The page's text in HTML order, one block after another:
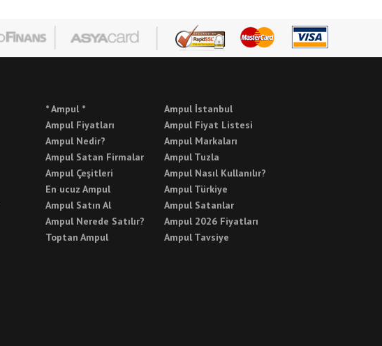
* Ampul *
Ampul Fiyatları
Ampul Nedir?
Ampul Satan Firmalar
Ampul Çeşitleri
En ucuz Ampul
Ampul Satın Al
Ampul Nerede Satılır?
Toptan Ampul
Ampul İstanbul
Ampul Fiyat Listesi
Ampul Markaları
Ampul Tuzla
Ampul Nasıl Kullanılır?
Ampul Türkiye
Ampul Satanlar
Ampul 2026 Fiyatları
Ampul Tavsiye